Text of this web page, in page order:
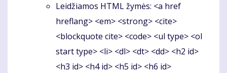
Leidžiamos HTML žymės: <a href
hreflang> <em> <strong> <cite>
<blockquote cite> <code> <ul type> <ol
start type> <li> <dl> <dt> <dd> <h2 id>
<h3 id> <h4 id> <h5 id> <h6 id>